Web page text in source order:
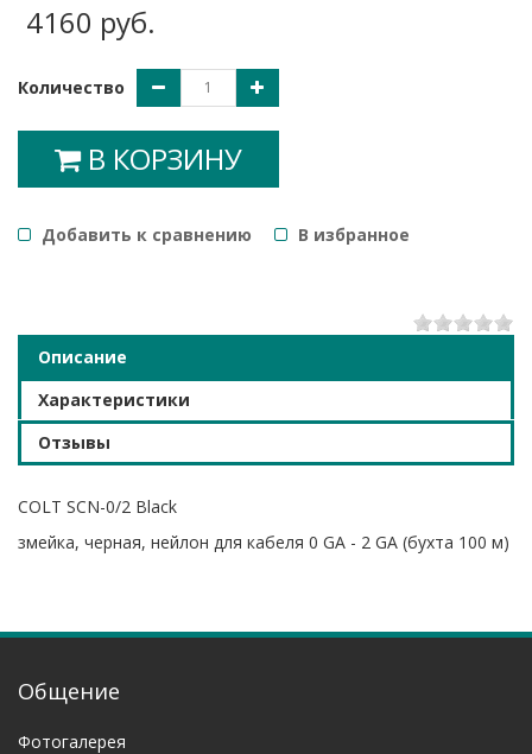
4160 руб.
Количество
В КОРЗИНУ
Добавить к сравнению B избранное
1 2 3 4 5
Описание
Характеристики
Отзывы
COLT SCN-0/2 Black
змейка, черная, нейлон для кабеля 0 GA - 2 GA (бухта 100 м)
Общение
Фотогалерея